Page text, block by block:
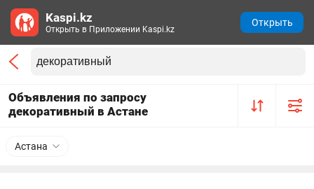
Объявления по запросу
декоративный в Астане
Астана
Kaspi.kz
Открыть в Приложении Kaspi.kz
Открыть